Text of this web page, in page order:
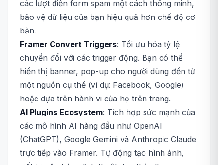
các lượt điền form spam một cách thông minh,
bảo vệ dữ liệu của bạn hiệu quả hơn chế độ cơ
bản.
Framer Convert Triggers: Tối ưu hóa tỷ lệ
chuyển đổi với các trigger động. Bạn có thể
hiển thị banner, pop-up cho người dùng đến từ
một nguồn cụ thể (ví dụ: Facebook, Google)
hoặc dựa trên hành vi của họ trên trang.
AI Plugins Ecosystem: Tích hợp sức mạnh của
các mô hình AI hàng đầu như OpenAI
(ChatGPT), Google Gemini và Anthropic Claude
trực tiếp vào Framer. Tự động tạo hình ảnh,